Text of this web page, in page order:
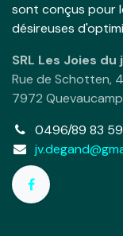
sont conçus pour
désireuses
SRL Les Joies du
Rue de Schotten, 4
7972
0496/89 83 59